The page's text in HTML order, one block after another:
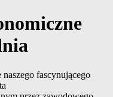
fascynującego